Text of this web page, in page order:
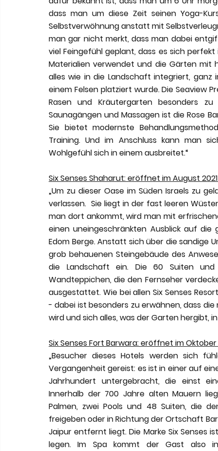
dass man um diese Zeit seinen Yoga-
Selbstverwöhnung anstatt mit
man gar nicht merkt, dass man dabei
viel Feingefühl geplant, dass es sich
Materialien verwendet und die Gärten mit
alles wie in die Landschaft integriert,
einem Felsen platziert wurde. Die Seaview
Rasen und Kräutergarten besonders zu
Saunagängen und Massagen ist die Rose
Sie bietet modernste
Training. Und im Anschluss kann man
Wohlgefühl sich in einem ausbreitet.“
Six Senses Shaharut: eröffnet im August
„Um zu dieser Oase im Süden Israels zu
verlassen.  Sie liegt in der fast leeren
man dort ankommt, wird man mit
einen uneingeschränkten Ausblick auf
Edom Berge. Anstatt sich über die sandige
grob behauenen Steingebäude des
die Landschaft ein. Die 60 Suiten
Wandteppichen, die den Fernseher
ausgestattet. Wie bei allen Six Senses
- dabei ist besonders zu erwähnen, dass
wird und sich alles, was der Garten hergibt,
Six Senses Fort Barwara: eröffnet im Oktober
„Besucher dieses Hotels werden sich
Vergangenheit gereist: es ist in einer auf
Jahrhundert untergebracht, die einst
Innerhalb der 700 Jahre alten Mauern
Palmen, zwei Pools und 48 Suiten, die
freigeben oder in Richtung der Ortschaft
Jaipur entfernt liegt. Die Marke Six Senses
legen. Im Spa kommt der Gast also in